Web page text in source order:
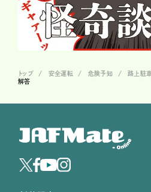
トップ 安全運転 危険予知
路上駐
解答